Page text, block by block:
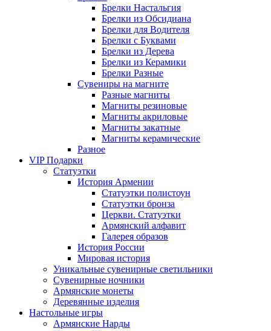
Брелки Настальгия
Брелки из Обсидиана
Брелки для Водителя
Брелки с Буквами
Брелки из Дерева
Брелки из Керамики
Брелки Разные
Сувениры на магните
Разные магниты
Магниты резиновые
Магниты акриловые
Магниты закатные
Магниты керамические
Разное
VIP Подарки
Статуэтки
История Армении
Статуэтки полистоун
Статуэтки бронза
Церкви. Статуэтки
Армянский алфавит
Галерея образов
История России
Мировая история
Уникальные сувенирные светильники
Сувенирные ночники
Армянские монеты
Деревянные изделия
Настольные игры
Армянские Нарды